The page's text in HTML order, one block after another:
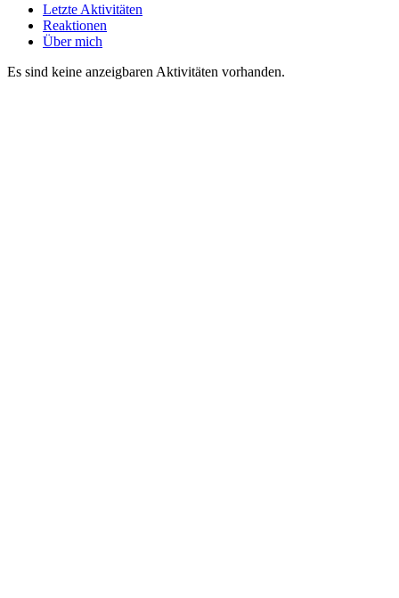
Letzte Aktivitäten
Reaktionen
Über mich
Es sind keine anzeigbaren Aktivitäten vorhanden.